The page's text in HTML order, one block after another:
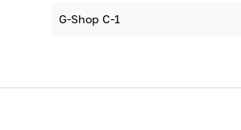
G-Shop С-1